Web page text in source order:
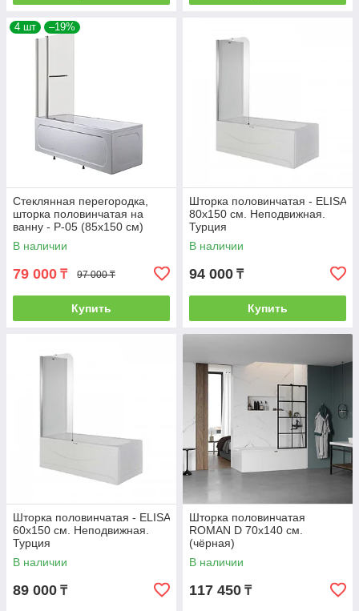
4 шт –19%
Стеклянная перегородка,
шторка половинчатая на
ванну - Р-05 (85х150 см)
В наличии
79 000 ₸ 97 000 ₸
Купить
Шторка половинчатая - ELISA
80х150 см. Неподвижная.
Турция
В наличии
94 000 ₸
Купить
Шторка половинчатая - ELISA
60х150 см. Неподвижная.
Турция
В наличии
89 000 ₸
Шторка половинчатая
ROMAN D 70х140 см.
(чёрная)
В наличии
117 450 ₸